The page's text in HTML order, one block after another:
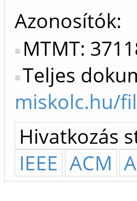
Azonosítók
MTMT:
Teljes
miskolc.hu/
Hivatkozás
IEEE ACM